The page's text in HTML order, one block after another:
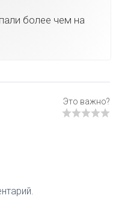
более чем на